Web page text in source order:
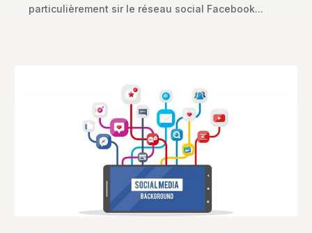
particulièrement sir le réseau social Facebook...